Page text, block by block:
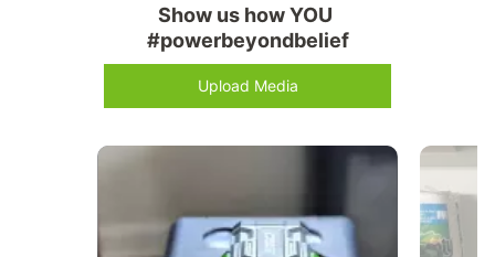
Show us how YOU
#powerbeyondbelief
Upload Media
Media Carousel
Carousel with product photos. Use the previous and next